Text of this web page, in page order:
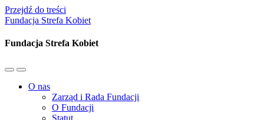
Przejdź do treści
Fundacja Strefa Kobiet
Fundacja Strefa Kobiet
Przełącz
mobilne
Przełącz
pole
wyszukiwania
O nas
Zarząd i Rada Fundacji
O Fundacji
Statut